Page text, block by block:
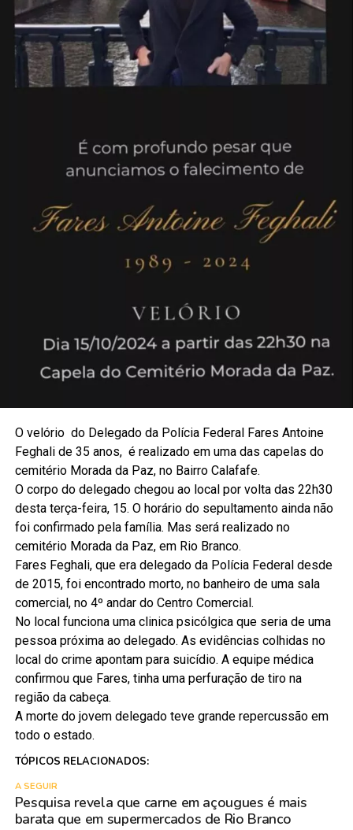
O velório do Delegado da Polícia Federal Fares Antoine
Feghali de 35 anos, é realizado em uma das capelas do
cemitério Morada da Paz, no Bairro Calafafe.
O corpo do delegado chegou ao local por volta das 22h30
desta terça-feira, 15. O horário do sepultamento ainda não
foi confirmado pela família. Mas será realizado no
cemitério Morada da Paz, em Rio Branco.
Fares Feghali, que era delegado da Polícia Federal desde
de 2015, foi encontrado morto, no banheiro de uma sala
comercial, no 4º andar do Centro Comercial.
No local funciona uma clinica psicólgica que seria de uma
pessoa próxima ao delegado. As evidências colhidas no
local do crime apontam para suicídio. A equipe médica
confirmou que Fares, tinha uma perfuração de tiro na
região da cabeça.
A morte do jovem delegado teve grande repercussão em
todo o estado.
TÓPICOS RELACIONADOS:
A SEGUIR
Pesquisa revela que carne em açougues é mais
barata que em supermercados de Rio Branco